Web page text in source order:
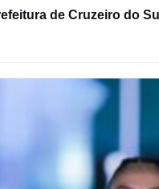
de Cruzeiro do